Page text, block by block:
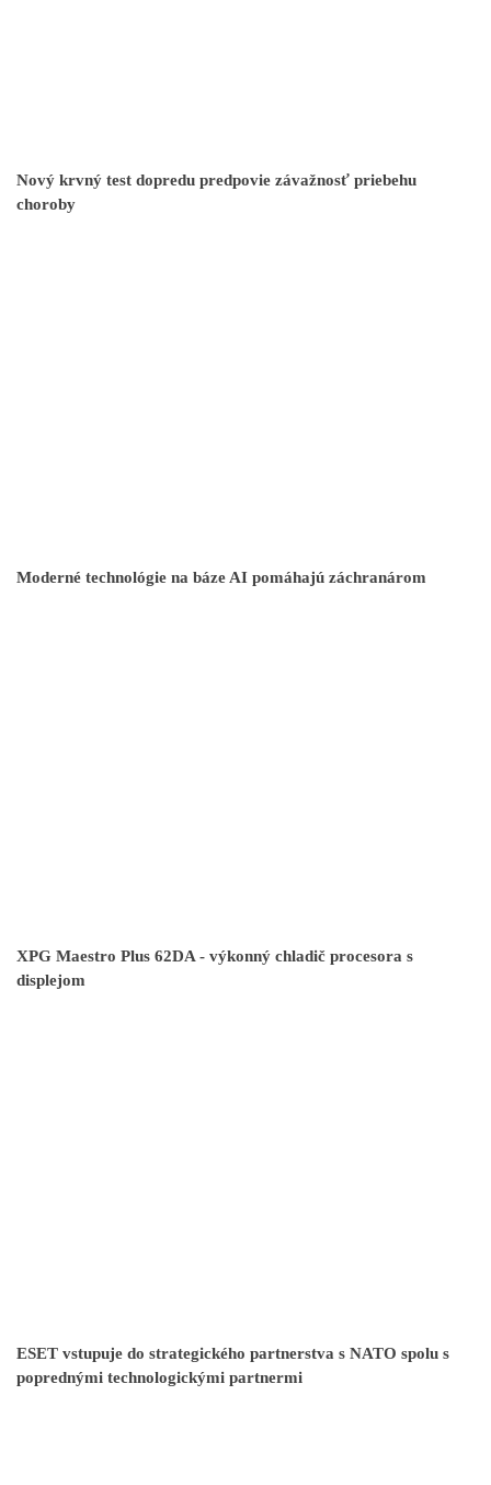
Nový krvný test dopredu predpovie závažnosť priebehu
choroby
Moderné technológie na báze AI pomáhajú záchranárom
XPG Maestro Plus 62DA - výkonný chladič procesora s
displejom
ESET vstupuje do strategického partnerstva s NATO spolu s
poprednými technologickými partnermi